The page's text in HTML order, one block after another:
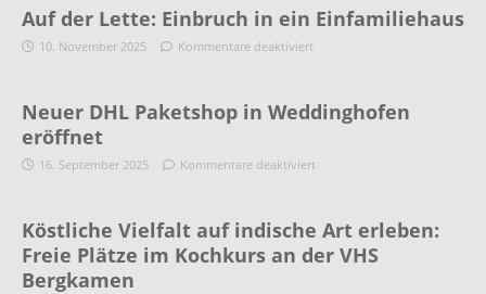
Auf der Lette: Einbruch in ein Einfamiliehaus
10. November 2025 Kommentare deaktiviert
Neuer DHL Paketshop in Weddinghofen
eröffnet
16. September 2025 Kommentare deaktiviert
Köstliche Vielfalt auf indische Art erleben:
Freie Plätze im Kochkurs an der VHS
Bergkamen